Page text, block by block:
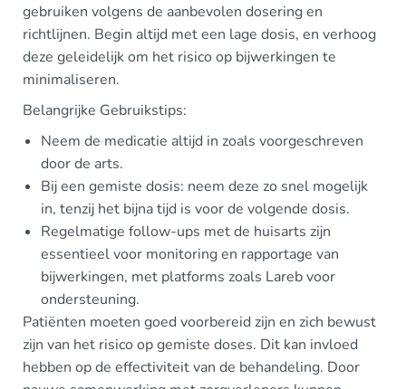
gebruiken volgens de aanbevolen dosering en
richtlijnen. Begin altijd met een lage dosis, en verhoog
deze geleidelijk om het risico op bijwerkingen te
minimaliseren.
Belangrijke Gebruikstips:
Neem de medicatie altijd in zoals voorgeschreven
door de arts.
Bij een gemiste dosis: neem deze zo snel mogelijk
in, tenzij het bijna tijd is voor de volgende dosis.
Regelmatige follow-ups met de huisarts zijn
essentieel voor monitoring en rapportage van
bijwerkingen, met platforms zoals Lareb voor
ondersteuning.
Patiënten moeten goed voorbereid zijn en zich bewust
zijn van het risico op gemiste doses. Dit kan invloed
hebben op de effectiviteit van de behandeling. Door